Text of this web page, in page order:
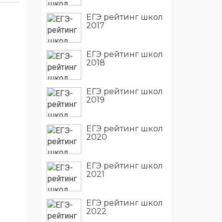
ЕГЭ рейтинг школ
2017
ЕГЭ рейтинг школ
2018
ЕГЭ рейтинг школ
2019
ЕГЭ рейтинг школ
2020
ЕГЭ рейтинг школ
2021
ЕГЭ рейтинг школ
2022